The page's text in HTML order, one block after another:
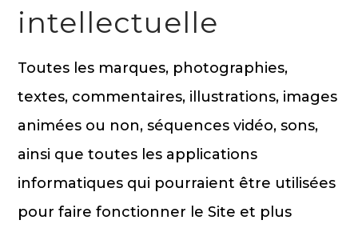
intellectuelle
Toutes les marques, photographies,
textes, commentaires, illustrations, images
animées ou non, séquences vidéo, sons,
ainsi que toutes les applications
informatiques qui pourraient être utilisées
pour faire fonctionner le Site et plus